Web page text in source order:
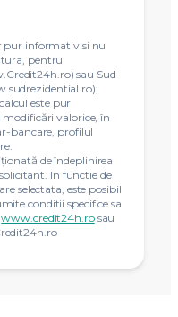
pur informativ si nu
pentru
sau Sud
este pur
valorice, în
bancare, profilul
de îndeplinirea
In functie de
selectata, este posibil
conditii specifice sa
www.credit24h.rosau